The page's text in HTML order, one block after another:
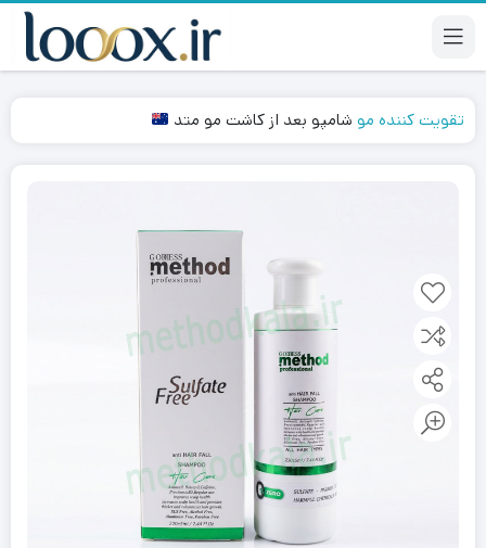
تقویت کننده مو شامپو بعد از کاشت مو متد